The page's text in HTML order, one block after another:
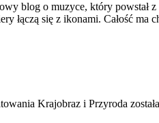
blog o muzyce, który powstał z
łączą się z ikonami. Całość ma
Krajobraz i Przyroda